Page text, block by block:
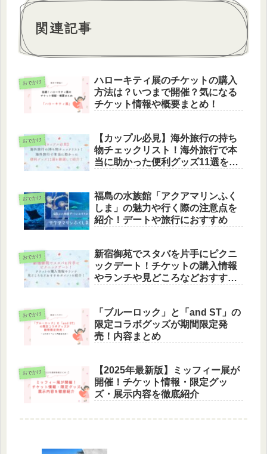
関連記事
おでかけ
ハローキティ展のチケットの購入
方法は？いつまで開催？気になる
チケット情報や概要まとめ！
おでかけ
【カップル必見】海外旅行の持ち
物チェックリスト！海外旅行で本
当に助かった便利グッズ11選を厳
おでかけ
福島の水族館「アクアマリンふく
しま」の魅力や行く際の注意点を
紹介！デートや旅行におすすめ
おでかけ
新宿御苑でスタバを片手にピクニ
ックデート！チケットの購入情報
やランチや見どころなどおすすめ
おでかけ
「ブルーロック」と「and ST」の
限定コラボグッズが期間限定発
売！内容まとめ
おでかけ
【2025年最新版】ミッフィー展が
開催！チケット情報・限定グッ
ズ・展示内容を徹底紹介